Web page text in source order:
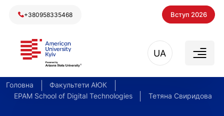
+380958335468 Вступ 2026
UA
Головна
Факультети АЮК
EPAM School of Digital Technologies
Тетяна Свиридова